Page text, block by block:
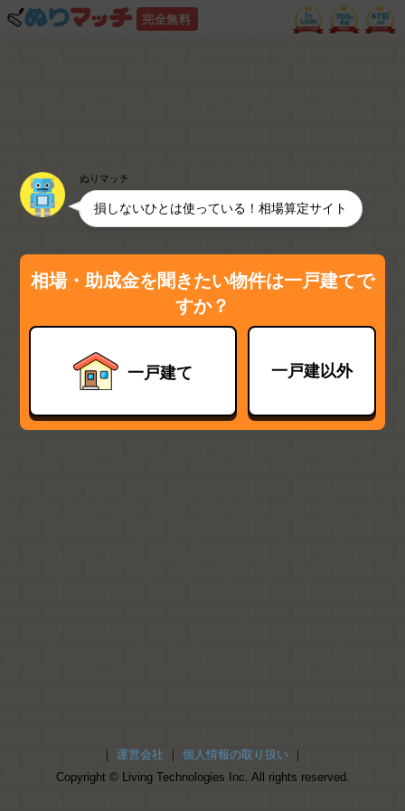
完全無料
損しないひとは使っている！相場算定サイト
ぬりマッチ
相場・助成金を聞きたい物件は一戸建てで
すか？
一戸建て 一戸建以外
運営会社 個人情報の取り扱い
Copyright © Living Technologies Inc. All rights reserved.